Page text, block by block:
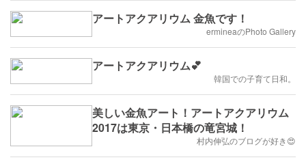
アートアクアリウム 金魚です！
ermineaのPhoto Gallery
アートアクアリウム💕
韓国での子育て日和。
美しい金魚アート！アートアクアリウム
2017は東京・日本橋の竜宮城！
村内伸弘のブログが好き😍